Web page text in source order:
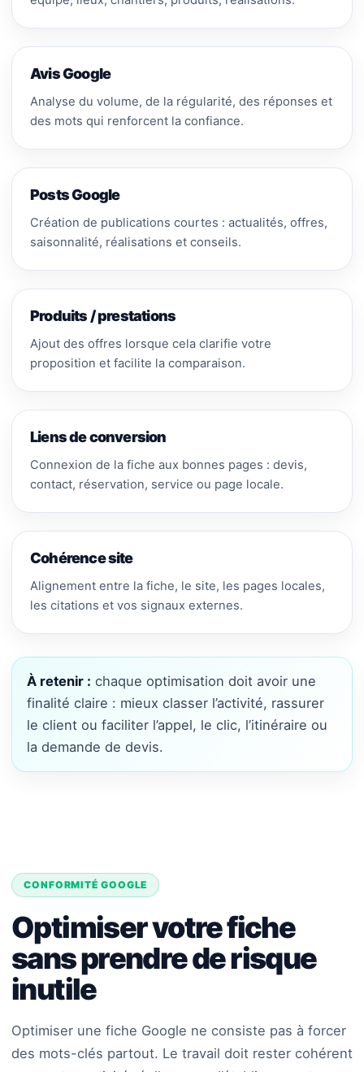
Avis Google
Analyse du volume, de la régularité, des réponses et
des mots qui renforcent la confiance.
Posts Google
Création de publications courtes : actualités, offres,
saisonnalité, réalisations et conseils.
Produits / prestations
Ajout des offres lorsque cela clarifie votre
proposition et facilite la comparaison.
Liens de conversion
Connexion de la fiche aux bonnes pages : devis,
contact, réservation, service ou page locale.
Cohérence site
Alignement entre la fiche, le site, les pages locales,
les citations et vos signaux externes.
À retenir : chaque optimisation doit avoir une
finalité claire : mieux classer l’activité, rassurer
le client ou faciliter l’appel, le clic, l’itinéraire ou
la demande de devis.
CONFORMITÉ GOOGLE
Optimiser votre fiche
sans prendre de risque
inutile
Optimiser une fiche Google ne consiste pas à forcer
des mots-clés partout. Le travail doit rester cohérent